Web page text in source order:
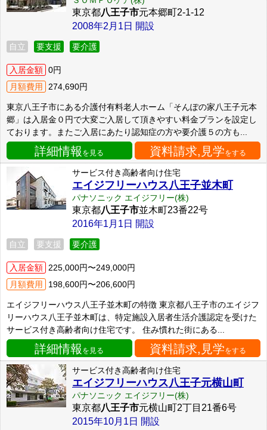
東京都八王子市元本郷町2-1-12
2008年2月1日 開設
自立 要支援 要介護
入居金額 0円
月額費用
274,690円
東京八王子市にある介護付有料老人ホーム「そんぽの家八王子元本
郷」は入居金０円で大変ご入居して頂きやすい料金プランを設定し
ております。またご入居にあたり認知症の方や要介護５の方も...
詳細情報 を見る 資料請求,見学をする
サービス付き高齢者向け住宅
エイジフリーハウス八王子並木町
パナソニック エイジフリー(株)
東京都八王子市並木町23番22号
2016年1月1日 開設
自立 要支援 要介護
入居金額
225,000円〜249,000円
月額費用
198,600円〜206,600円
エイジフリーハウス八王子並木町の特徴 東京都八王子市のエイジフ
リーハウス八王子並木町は、特定施設入居者生活介護認定を受けた
サービス付き高齢者向け住宅です。 住み慣れた街にある...
詳細情報 を見る 資料請求,見学をする
サービス付き高齢者向け住宅
エイジフリーハウス八王子元横山町
パナソニック エイジフリー(株)
東京都八王子市元横山町2丁目21番6号
2015年10月1日 開設